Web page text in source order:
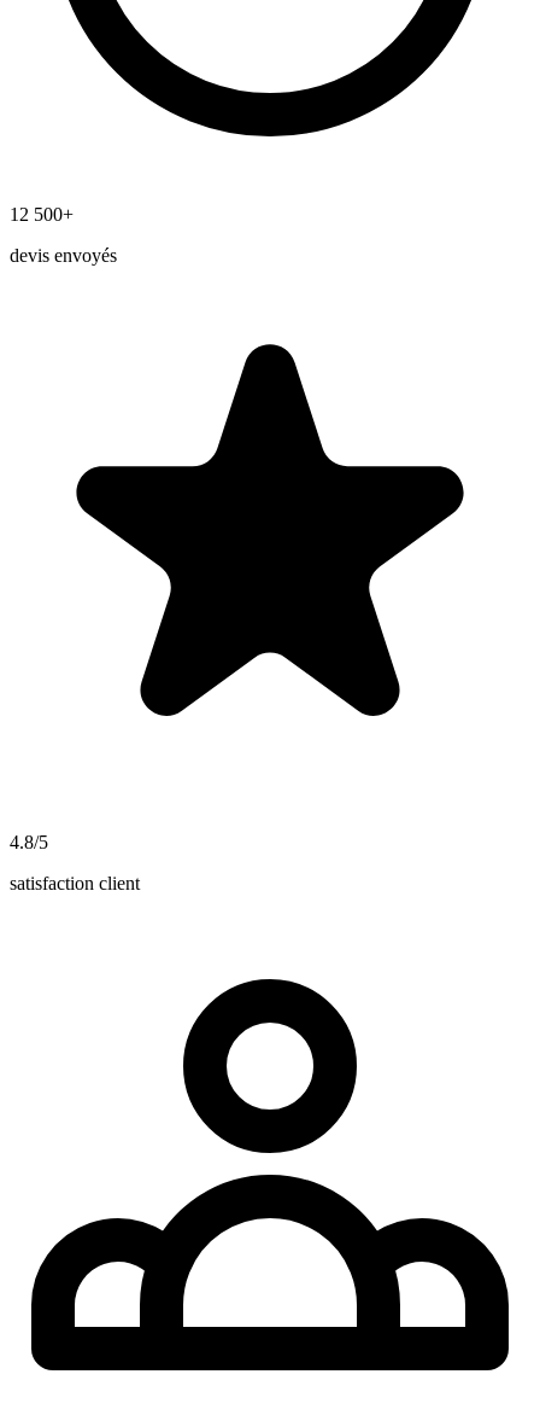
12 500+
devis envoyés
4.8/5
satisfaction client